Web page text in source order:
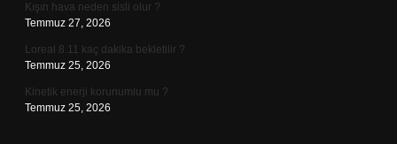
Kışın hava neden sisli olur ?
Temmuz 27, 2026
Loreal 8.11 kaç dakika bekletilir ?
Temmuz 25, 2026
Kinetik enerji korunumlu mu ?
Temmuz 25, 2026